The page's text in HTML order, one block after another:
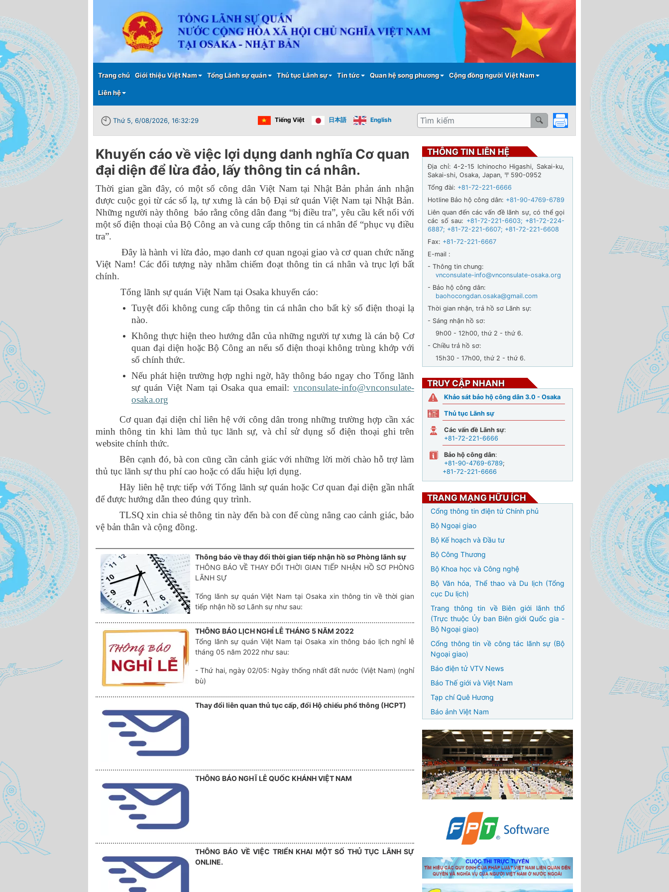
nội
Main menu
Trang chủ Giới thiệu Việt Nam Tổng Lãnh sự quán Thủ tục Lãnh sự Tin tức Quan hệ song phương Cộng đồng người Việt Nam
Liên hệ
Thứ 5, 6/08/2026, 16:32:29 Tiếng Việt 日本語 English
Tìm
kiếm
Khuyến cáo về việc lợi dụng danh nghĩa Cơ quan
đại diện để lừa đảo, lấy thông tin cá nhân.
Thời gian gần đây, có một số công dân Việt Nam tại Nhật Bản phản ánh nhận
được cuộc gọi từ các số lạ, tự xưng là cán bộ Đại sứ quán Việt Nam tại Nhật Bản.
Những người này thông báo rằng công dân đang “bị điều tra”, yêu cầu kết nối với
một số điện thoại của Bộ Công an và cung cấp thông tin cá nhân để “phục vụ điều
tra”.
Đây là hành vi lừa đảo, mạo danh cơ quan ngoại giao và cơ quan chức năng
Việt Nam! Các đối tượng này nhằm chiếm đoạt thông tin cá nhân và trục lợi bất
chính.
Tổng lãnh sự quán Việt Nam tại Osaka khuyến cáo:
Tuyệt đối không cung cấp thông tin cá nhân cho bất kỳ số điện thoại lạ
nào.
Không thực hiện theo hướng dẫn của những người tự xưng là cán bộ Cơ
quan đại diện hoặc Bộ Công an nếu số điện thoại không trùng khớp với
số chính thức.
Nếu phát hiện trường hợp nghi ngờ, hãy thông báo ngay cho Tổng lãnh
sự quán Việt Nam tại Osaka qua email:vnconsulate-info@vnconsulate-
osaka.org
Cơ quan đại diện chỉ liên hệ với công dân trong những trường hợp cần xác
minh thông tin khi làm thủ tục lãnh sự, và chỉ sử dụng số điện thoại ghi trên
website chính thức.
Bên cạnh đó, bà con cũng cần cảnh giác với những lời mời chào hỗ trợ làm
thủ tục lãnh sự thu phí cao hoặc có dấu hiệu lợi dụng.
Hãy liên hệ trực tiếp với Tổng lãnh sự quán hoặc Cơ quan đại diện gần nhất
để được hướng dẫn theo đúng quy trình.
TLSQ xin chia sẻ thông tin này đến bà con để cùng nâng cao cảnh giác, bảo
vệ bản thân và cộng đồng.
Thông báo về thay đổi thời gian tiếp nhận hồ sơ Phòng lãnh sự
THÔNG BÁO VỀ THAY ĐỔI THỜI GIAN TIẾP NHẬN HỒ SƠ PHÒNG
LÃNH SỰ
Tổng lãnh sự quán Việt Nam tại Osaka xin thông tin về thời gian
tiếp nhận hồ sơ Lãnh sự như sau:
THÔNG BÁO LỊCH NGHỈ LỄ THÁNG 5 NĂM 2022
Tổng lãnh sự quán Việt Nam tại Osaka xin thông báo lịch nghỉ lễ
tháng 05 năm 2022 như sau:
- Thứ hai, ngày 02/05: Ngày thống nhất đất nước (Việt Nam) (nghỉ
bù)
Thay đổi liên quan thủ tục cấp, đổi Hộ chiếu phổ thông (HCPT)
THÔNG BÁO NGHĨ LỄ QUỐC KHÁNH VIỆT NAM
THÔNG BÁO VỀ VIỆC TRIỂN KHAI MỘT SỐ THỦ TỤC LÃNH SỰ
ONLINE.
THÔNG TIN LIÊN HỆ
Địa chỉ: 4-2-15 Ichinocho Higashi, Sakai-ku,
Sakai-shi, Osaka, Japan, 〒590-0952
Tổng đài: +81-72-221-6666
Hotline Bảo hộ công dân: +81-90-4769-6789
Liên quan đến các vấn đề lãnh sự, có thể gọi
các số sau: +81-72-221-6603; +81-72-224-
6887; +81-72-221-6607; +81-72-221-6608
Fax: +81-72-221-6667
E-mail :
- Thông tin chung:
vnconsulate-info@vnconsulate-osaka.org
- Bảo hộ công dân:
baohocongdan.osaka@gmail.com
Thời gian nhận, trả hồ sơ Lãnh sự:
- Sáng nhận hồ sơ:
9h00 - 12h00, thứ 2 - thứ 6.
- Chiều trả hồ sơ:
15h30 - 17h00, thứ 2 - thứ 6.
TRUY CẬP NHANH
Khảo sát bảo hộ công dân 3.0 - Osaka
Thủ tục Lãnh sự
Các vấn đề Lãnh sự:
+81-72-221-6666
Bảo hộ công dân:
+81-90-4769-6789;
+81-72-221-6666
TRANG MẠNG HỮU ÍCH
Cổng thông tin điện tử Chính phủ
Bộ Ngoại giao
Bộ Kế hoạch và Đầu tư
Bộ Công Thương
Bộ Khoa học và Công nghệ
Bộ Văn hóa, Thể thao và Du lịch (Tổng
cục Du lịch)
Trang thông tin về Biên giới lãnh thổ
(Trực thuộc Ủy ban Biên giới Quốc gia -
Bộ Ngoại giao)
Cổng thông tin về công tác lãnh sự (Bộ
Ngoại giao)
Báo điện tử VTV News
Báo Thế giới và Việt Nam
Tạp chí Quê Hương
Báo ảnh Việt Nam